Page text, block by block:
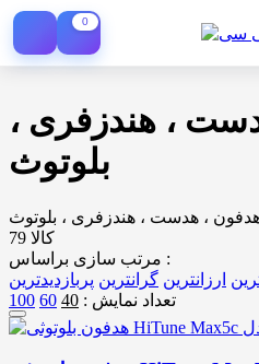
0
، هندزفری ،
بلوتوث
، هدست ، هندزفری ، بلوتوث
79 کالا
مرتب سازی براساس :
ارزانترین گرانترین پربازدیدترین
تعداد نمایش : 40
60
100